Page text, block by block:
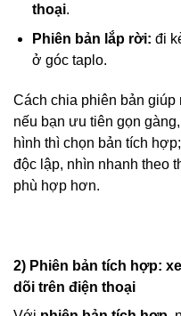
thoại.
Phiên bản lắp rời: đi
ở góc taplo.
Cách chia phiên bản
nếu bạn ưu tiên gọn
hình thì chọn bản tích
độc lập, nhìn nhanh theo
phù hợp hơn.
2) Phiên bản tích hợp:
dõi trên điện thoại